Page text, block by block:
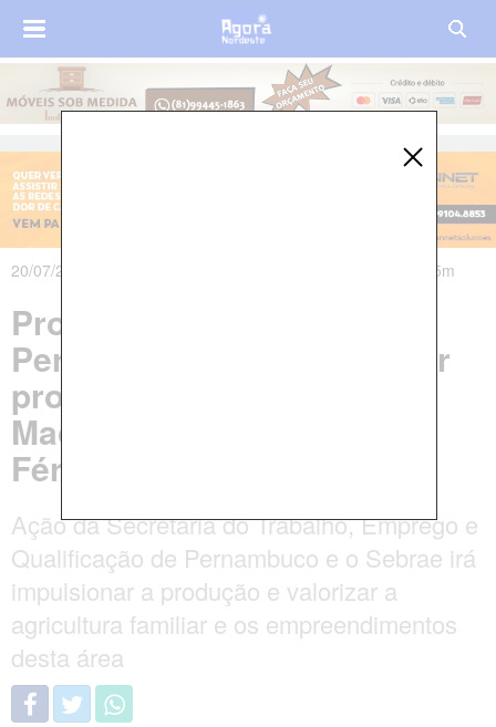
20/07/2021 às 21h55m - Atualizado em 20/07/2021 às 22h45m
Programa 'Bananicultura
Pernambuco' visa qualificar
produtores de banana em
Macaparana, São Vicente
Férrer e Machados
Ação da Secretaria do Trabalho, Emprego e
Qualificação de Pernambuco e o Sebrae irá
impulsionar a produção e valorizar a
agricultura familiar e os empreendimentos
desta área